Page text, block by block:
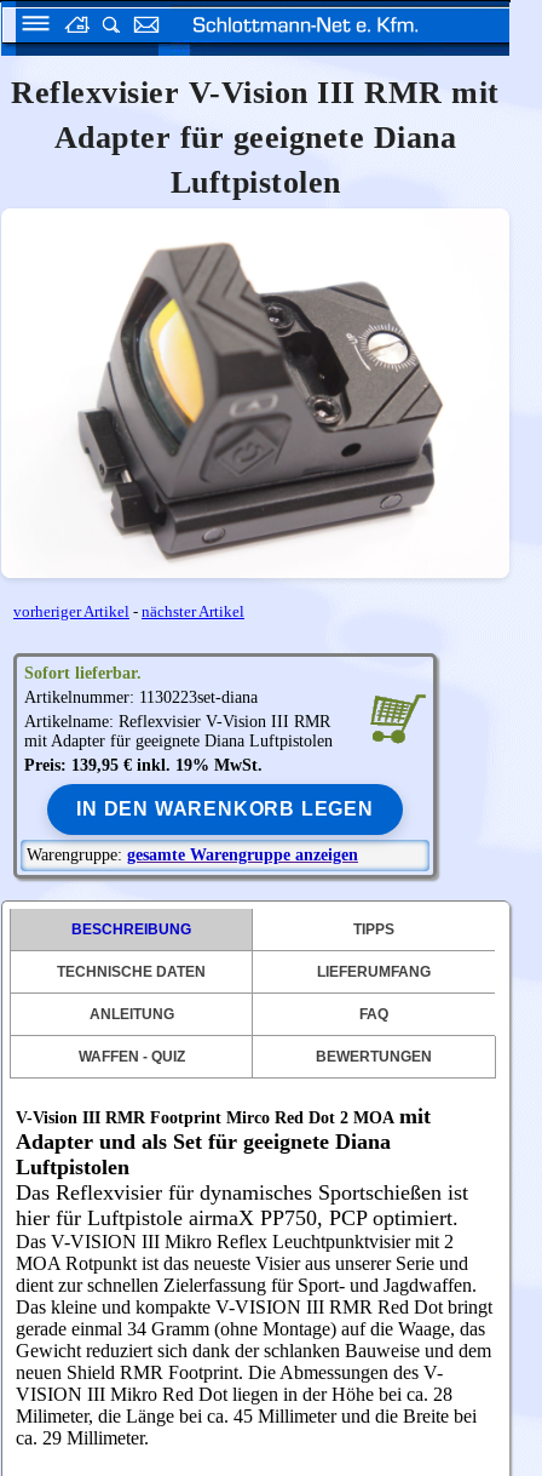
Reflexvisier V-Vision III RMR mit
Adapter für geeignete Diana
Luftpistolen
vorheriger Artikel - nächster Artikel
Sofort lieferbar.
Artikelnummer: 1130223set-diana
Artikelname: Reflexvisier V-Vision III RMR
mit Adapter für geeignete Diana Luftpistolen
Preis: 139,95 € inkl. 19% MwSt.
IN DEN WARENKORB LEGEN
Warengruppe: gesamte Warengruppe anzeigen
BESCHREIBUNG TIPPS
TECHNISCHE DATEN LIEFERUMFANG
ANLEITUNG FAQ
WAFFEN - QUIZ BEWERTUNGEN
V-Vision III RMR Footprint Mirco Red Dot 2 MOA mit
Adapter und als Set für geeignete Diana
Luftpistolen
Das Reflexvisier für dynamisches Sportschießen ist
hier für Luftpistole airmaX PP750, PCP optimiert.
Das V-VISION III Mikro Reflex Leuchtpunktvisiermit 2
MOA Rotpunkt ist das neueste Visier aus unserer Serie und
dient zur schnellen Zielerfassung für Sport- und Jagdwaffen.
Das kleine und kompakte V-VISION III RMR Red Dot bringt
gerade einmal 34 Gramm (ohne Montage) auf die Waage, das
Gewicht reduziert sich dank der schlanken Bauweise und dem
neuen Shield RMR Footprint. Die Abmessungen des V-
VISION III Mikro Red Dot liegen in der Höhe bei ca. 28
Milimeter, die Länge bei ca. 45 Millimeter und die Breite bei
ca. 29 Millimeter.